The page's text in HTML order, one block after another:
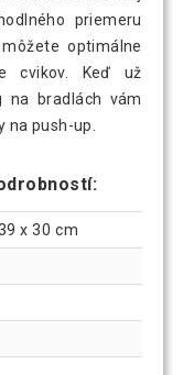
priemeru
optimálne
cvikov. Keď už
na bradlách vám
na push-up.
x 30 cm